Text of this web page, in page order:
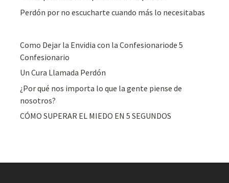
Perdón por no escucharte cuando más lo necesitabas
Como Dejar la Envidia con la Confesionariode 5
Confesionario
Un Cura Llamada Perdón
¿Por qué nos importa lo que la gente piense de
nosotros?
CÓMO SUPERAR EL MIEDO EN 5 SEGUNDOS